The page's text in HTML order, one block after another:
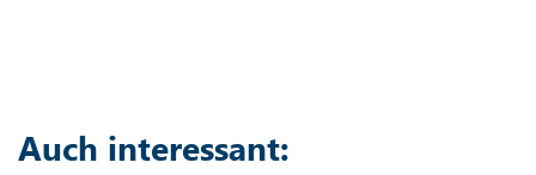
Auch interessant: